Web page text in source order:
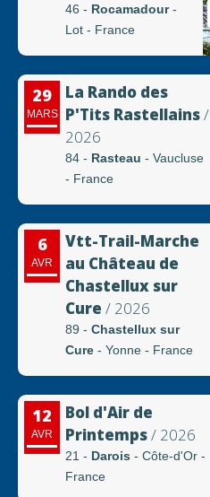
46 - Rocamadour-
Lot - France
29
MARS
La Rando des
P'Tits Rastellains/
2026
84 - Rasteau - Vaucluse
- France
6
AVR
Vtt-Trail-Marche
au Château de
Chastellux sur
Cure / 2026
89 - Chastellux sur
Cure - Yonne - France
12
AVR
Bol d'Air de
Printemps/ 2026
21 - Darois - Côte-d'Or -
France